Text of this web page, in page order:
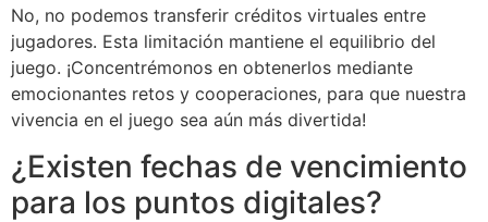
No, no podemos transferir créditos virtuales entre
jugadores. Esta limitación mantiene el equilibrio del
juego. ¡Concentrémonos en obtenerlos mediante
emocionantes retos y cooperaciones, para que nuestra
vivencia en el juego sea aún más divertida!
¿Existen fechas de vencimiento
para los puntos digitales?